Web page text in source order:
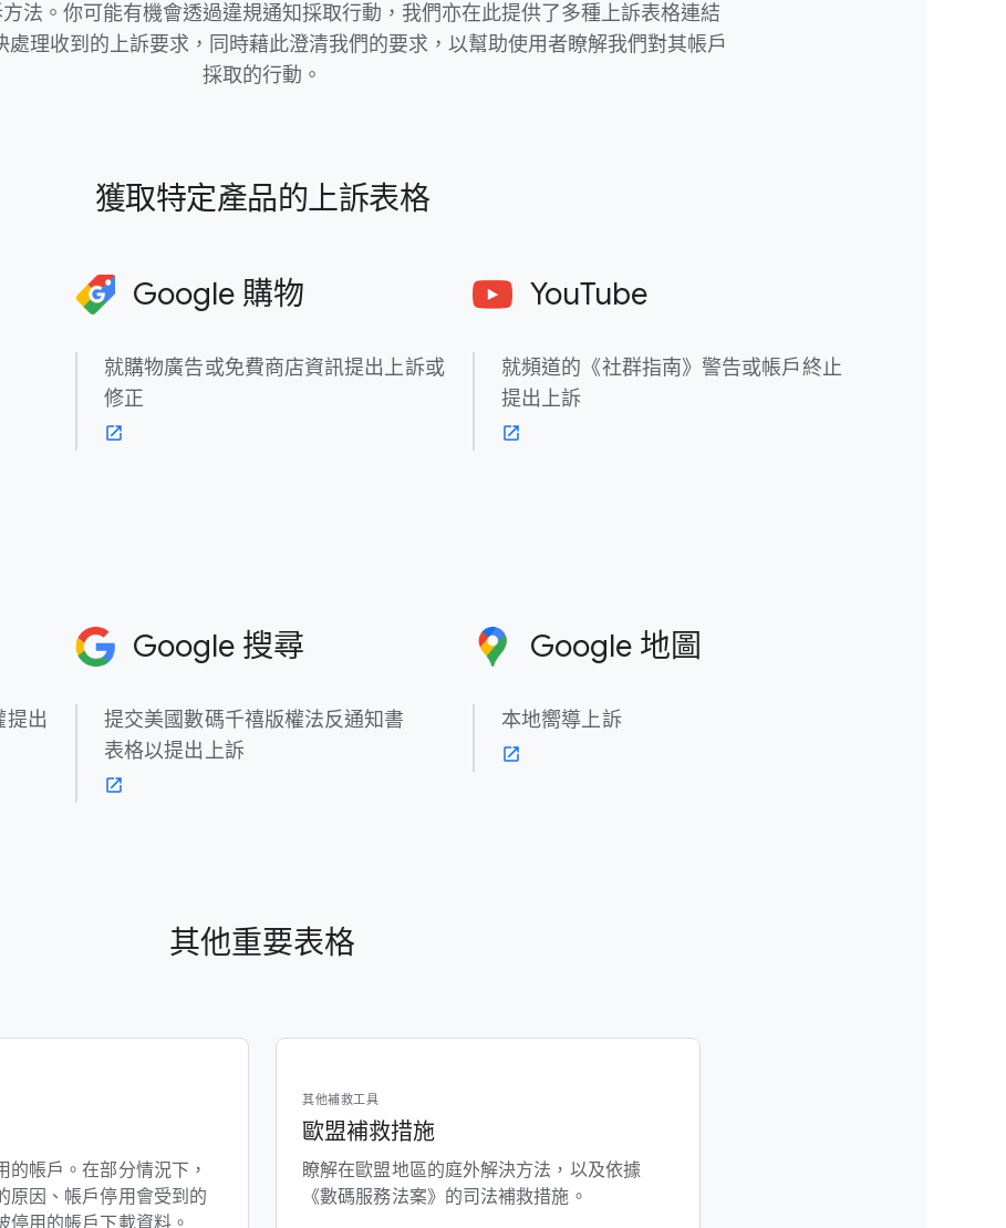
法。​你​可能​有​機會​透過​違規​通知​採取​行動，​我們​亦​在​此​提供​了​多​種​上訴​表格​連結
處理​收到​的​上訴​要求，​同時​藉此​澄清​我們​的​要求，​以​幫助​使用​者​瞭解​我們​對​其帳​戶​
採取​的​行動。
獲取​特定​產品​的​上訴​表格
Google 購物
就​購物​廣告​或​免費商店​資訊​提出​上訴​或​
修正
YouTube
就​頻道​的​《社群​指​南》​警告​或​帳戶​終止​
提出​上訴
提出​
Google 搜尋
提交​美國​數碼千禧版​權​法​反​通知書​
表格以​提出​上訴
Google 地圖
本​地​嚮導​上​訴
其他​重要​表格
的​帳戶。​在​部分​情況​下，​
原因、​帳戶​停用會​受到​的​
停用​的​帳戶​下載​資料。
其他​補救​工​具
歐盟​補救​措施
瞭解​在​歐盟​地區​的​庭外​解決​方法，​以及​依據​
《數​碼​服務​法案》​的​司法​補救​措施。